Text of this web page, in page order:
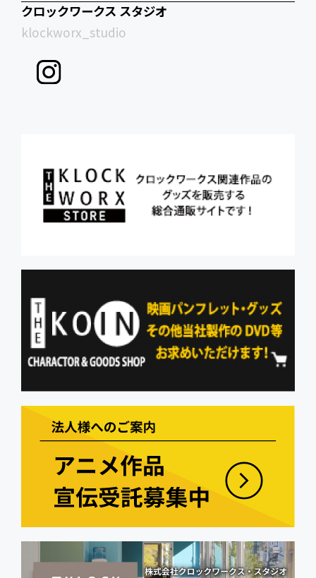
クロックワークス スタジオ
klockworx_studio